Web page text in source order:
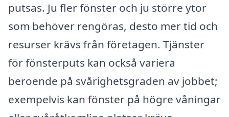
putsas. Ju fler fönster och ju större ytor
som behöver rengöras, desto mer tid och
resurser krävs från företagen. Tjänster
för fönsterputs kan också variera
beroende på svårighetsgraden av jobbet;
exempelvis kan fönster på högre våningar